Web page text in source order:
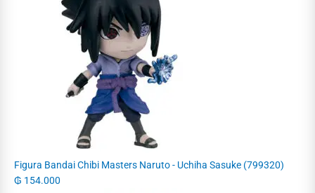
Figura Bandai Chibi Masters Naruto - Uchiha Sasuke (799320)
₲ 154.000